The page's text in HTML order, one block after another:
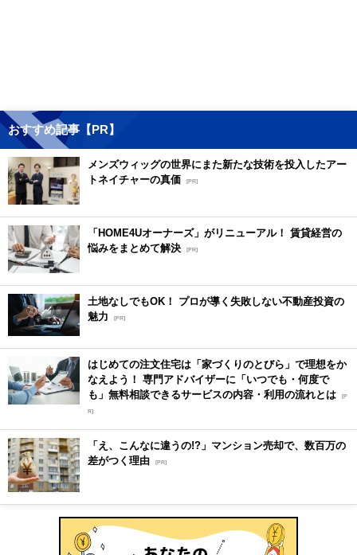
おすすめ記事【PR】
メンズウィッグの世界にまた新たな技術を投入したアー
トネイチャーの真価 [PR]
「HOME4Uオーナーズ」がリニューアル！ 賃貸経営の
悩みをまとめて解決 [PR]
土地なしでもOK！ プロが導く失敗しない不動産投資の
魅力
[PR]
はじめての注文住宅は「家づくりのとびら」で理想をか
なえよう！ 専門アドバイザーに「いつでも・何度で
も」無料相談できるサービスの内容・利用の流れとは [P
R]
「え、こんなに違うの!?」マンション売却で、数百万の
差がつく理由 [PR]